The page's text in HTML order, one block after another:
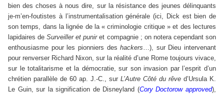
bien des choses à nous dire, sur la résistance des jeunes délinquants
je-m’en-foutistes à l’instrumentalisation générale (ici, Dick est bien de
son temps, dans la lignée de la « criminologie critique » et des lectures
lapidaires deSurveiller et puniret compagnie ; on notera cependant son
enthousiasme pour les pionniers deshackers…), sur Dieu intervenant
pour renverser Richard Nixon, sur la réalité d’une Rome toujours vivace,
sur le totalitarisme et la démocratie, sur son invasion par l’esprit d’un
chrétien parallèle de 60 ap. J.-C., sur L’Autre Côté du rêve d’Ursula K.
Le Guin, sur la signification de Disneyland (Cory Doctorow approved),